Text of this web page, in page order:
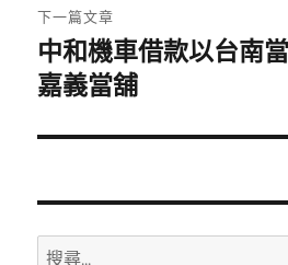
章:
下一篇文章
下
一
文
中和機車借款以台南
嘉義當舖
搜